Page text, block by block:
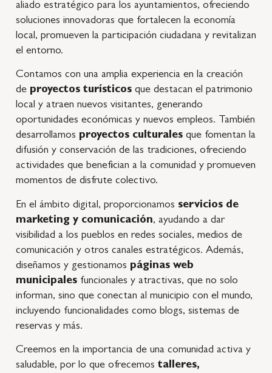
aliado estratégico para los ayuntamientos, ofreciendo
soluciones innovadoras que fortalecen la economía
local, promueven la participación ciudadana y revitalizan
el entorno.
Contamos con una amplia experiencia en la creación
de proyectos turísticos que destacan el patrimonio
local y atraen nuevos visitantes, generando
oportunidades económicas y nuevos empleos. También
desarrollamos proyectos culturales que fomentan la
difusión y conservación de las tradiciones, ofreciendo
actividades que benefician a la comunidad y promueven
momentos de disfrute colectivo.
En el ámbito digital, proporcionamos servicios de
marketing y comunicación, ayudando a dar
visibilidad a los pueblos en redes sociales, medios de
comunicación y otros canales estratégicos. Además,
diseñamos y gestionamos páginas web
municipales funcionales y atractivas, que no solo
informan, sino que conectan al municipio con el mundo,
incluyendo funcionalidades como blogs, sistemas de
reservas y más.
Creemos en la importancia de una comunidad activa y
saludable, por lo que ofrecemos talleres,